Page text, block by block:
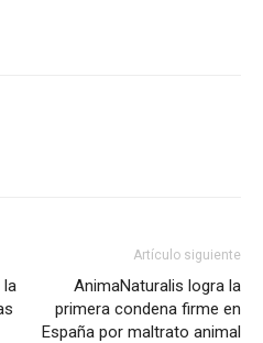
la
Artículo siguiente
AnimaNaturalis logra la
primera condena firme en
España por maltrato animal